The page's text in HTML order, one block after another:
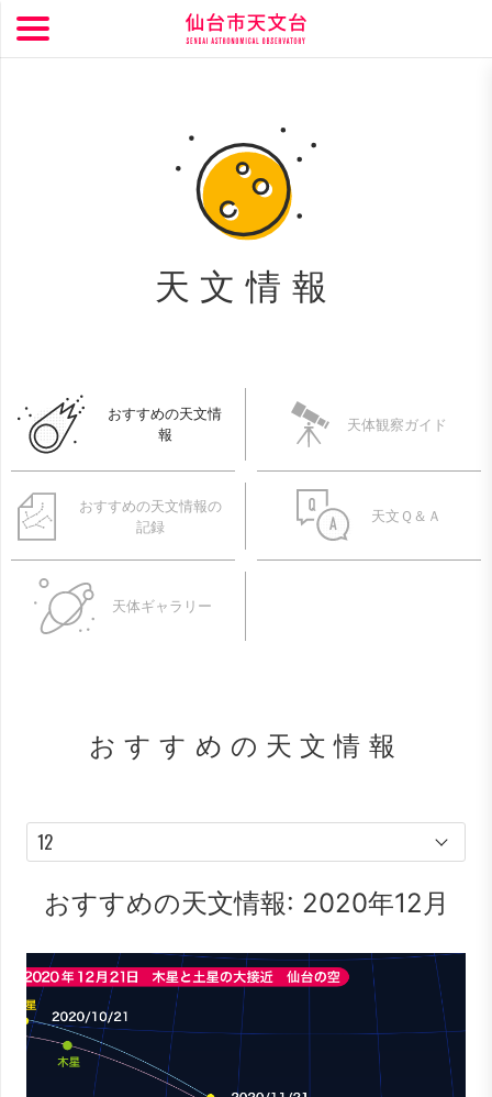
天文情報
おすすめの天文情
報
天体観察ガイド
おすすめの天文情報の
記録
天文Ｑ＆Ａ
天体ギャラリー
おすすめの天文情報
おすすめの天文情報: 2020年12月